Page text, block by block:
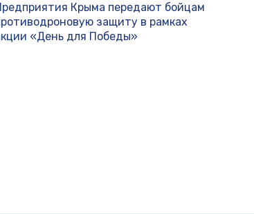
Крыма передают бойцам
защиту в рамках
«День для Победы»